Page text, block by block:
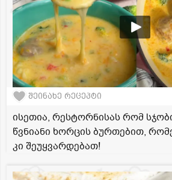
შეინახე რეცეპტი
ისეთია, რესტორნისას რომ
წვნიანი ხორცის ბურთებით,
კი შეუყვარდებათ!